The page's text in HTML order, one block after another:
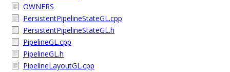
OWNERS
PersistentPipelineStateGL.cpp
PersistentPipelineStateGL.h
PipelineGL.cpp
PipelineGL.h
PipelineLayoutGL.cpp